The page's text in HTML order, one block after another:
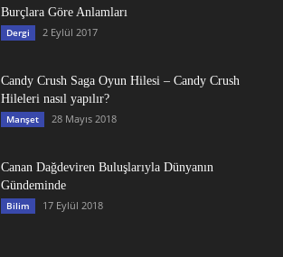
Burçlara Göre Anlamları
Dergi 2 Eylül 2017
Candy Crush Saga Oyun Hilesi – Candy Crush
Hileleri nasıl yapılır?
Manşet 28 Mayıs 2018
Canan Dağdeviren Buluşlarıyla Dünyanın
Gündeminde
Bilim 17 Eylül 2018